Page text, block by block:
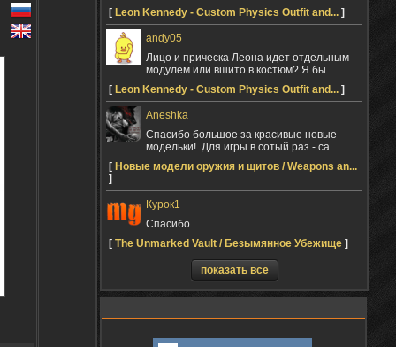
[ Leon Kennedy - Custom Physics Outfit and... ]
andy05
Лицо и прическа Леона идет отдельным
модулем или вшито в костюм? Я бы ...
[ Leon Kennedy - Custom Physics Outfit and... ]
Aneshka
Спасибо большое за красивые новые
модельки! Для игры в сотый раз - са...
[ Новые модели оружия и щитов / Weapons an...
]
Курок1
Спасибо
[ The Unmarked Vault / Безымянное Убежище ]
показать все